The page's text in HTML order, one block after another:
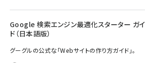
Google 検索エンジン最適化スターター ガイ
ド（日本語版）
グーグルの公式な「Webサイトの作り方ガイド」。